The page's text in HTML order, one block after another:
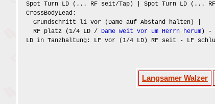
Spot Turn LD (... RF seit/Tap) | Spot Turn LD (...
CrossBodyLead:
Grundschritt li vor (Dame auf Abstand halten) |
RF platz (1/4 LD / Dame weit vor um Herrn herum ) -
LD in Tanzhaltung: LF vor (1/4 LD) RF seit - LF
Langsamer Walzer